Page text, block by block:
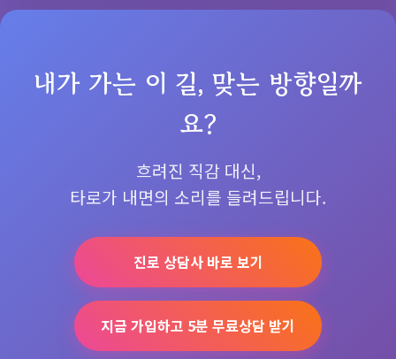
내가 가는 이 길, 맞는 방향일까
요?
흐려진 직감 대신,
타로가 내면의 소리를 들려드립니다.
진로 상담사 바로 보기
지금 가입하고 5분 무료상담 받기